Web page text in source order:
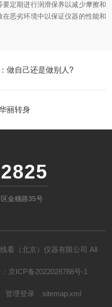
定期进行润滑保养以减少摩擦和
恶劣环境中以保证仪器的性能和
做自己还是做别人?
丽转身
金穗路35号
看（北京）仪器有限公司 All
京ICP备2022028788号-1
管理登录 sitemap.xml